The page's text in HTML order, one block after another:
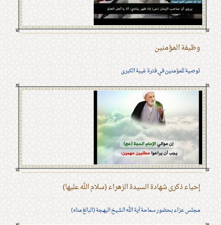
وظيفة المؤمنين
توصية للمؤمنين في فترة غيبة الكبرى
إحياء ذكرى شهادة السيدة الزهراء (سلام الله عليها)
مجلس عزاء بحضور سماحة آية الله الشيخ البهجة (البالغ مناه)